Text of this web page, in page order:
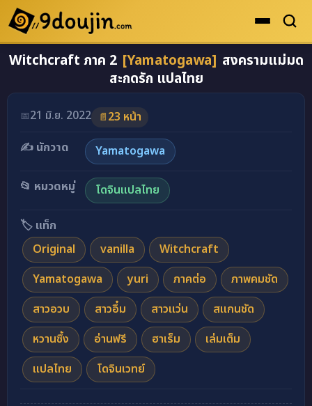
ดูเยอะสุด
คะแนนเยอะสุด
ระดับตำนาน
ยอดนิยม
เรื่องที่เก็บไว้
Witchcraft ภาค 2 [Yamatogawa] สงครามแม่มด
สะกดรัก แปลไทย
📅21 มิ.ย. 2022 📄23 หน้า
✍️ นักวาด
Yamatogawa
📂 หมวดหมู่ โดจินแปลไทย
🏷️ แท็ก
Original
vanilla
Witchcraft
Yamatogawa
yuri ภาคต่อ
ภาพคมชัด
สาวอวบ
สาวอึ๋ม สาวแว่น
สแกนชัด
หวานซึ้ง
อ่านฟรี ฮาเร็ม
เล่มเต็ม
แปลไทย
โดจินเวทย์